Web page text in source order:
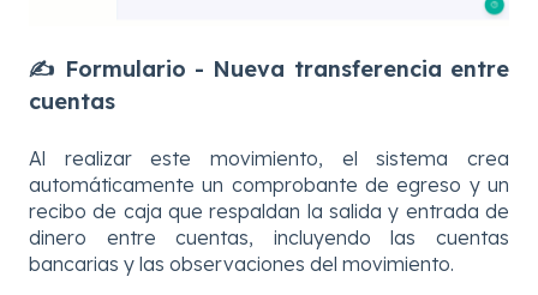
✍️ Formulario - Nueva transferencia entre
cuentas
Al realizar este movimiento, el sistema crea
automáticamente un comprobante de egreso y un
recibo de caja que respaldan la salida y entrada de
dinero entre cuentas, incluyendo las cuentas
bancarias y las observaciones del movimiento.